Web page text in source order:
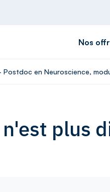
Nos
Postdoc en Neuroscience,
plus